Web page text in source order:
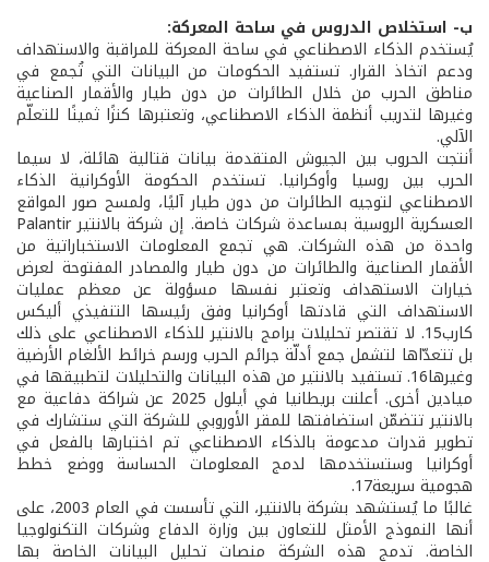
ب- استخلاص الدروس في ساحة المعركة:
يُستخدم الذكاء الاصطناعي في ساحة المعركة للمراقبة والاستهداف
ودعم اتخاذ القرار. تستفيد الحكومات من البيانات التي تُجمع في
مناطق الحرب من خلال الطائرات من دون طيار والأقمار الصناعية
وغيرها لتدريب أنظمة الذكاء الاصطناعي، وتعتبرها كنزًا ثمينًا للتعلّم
الآلي.
أنتجت الحروب بين الجيوش المتقدمة بيانات قتالية هائلة، لا سيما
الحرب بين روسيا وأوكرانيا. تستخدم الحكومة الأوكرانية الذكاء
الاصطناعي لتوجيه الطائرات من دون طيار آليًا، ولمسح صور المواقع
العسكرية الروسية بمساعدة شركات خاصة. إن شركة بالانتير Palantir
واحدة من هذه الشركات. هي تجمع المعلومات الاستخباراتية من
الأقمار الصناعية والطائرات من دون طيار والمصادر المفتوحة لعرض
خيارات الاستهداف وتعتبر نفسها مسؤولة عن معظم عمليات
الاستهداف التي قادتها أوكرانيا وفق رئيسها التنفيذي أليكس
كارب15. لا تقتصر تحليلات برامج بالانتير للذكاء الاصطناعي على ذلك
بل تتعدّاها لتشمل جمع أدلّة جرائم الحرب ورسم خرائط الألغام الأرضية
وغيرها16. تستفيد بالانتير من هذه البيانات والتحليلات لتطبيقها في
ميادين أخرى. أعلنت بريطانيا في أيلول 2025 عن شراكة دفاعية مع
بالانتير تتضمّن استضافتها للمقر الأوروبي للشركة التي ستشارك في
تطوير قدرات مدعومة بالذكاء الاصطناعي تم اختبارها بالفعل في
أوكرانيا وستستخدمها لدمج المعلومات الحساسة ووضع خطط
هجومية سريعة17.
غالبًا ما يُستشهد بشركة بالانتير، التي تأسست في العام 2003، على
أنها النموذج الأمثل للتعاون بين وزارة الدفاع وشركات التكنولوجيا
الخاصة. تدمج هذه الشركة منصات تحليل البيانات الخاصة بها